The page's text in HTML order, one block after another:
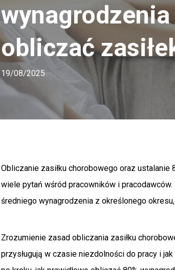
obliczać
19/08/2025
Obliczanie zasiłku chorobowego oraz
wiele pytań wśród pracowników i
średniego wynagrodzenia z określonego
Zrozumienie zasad obliczania zasiłku
przysługują w czasie niezdolności do pracy i